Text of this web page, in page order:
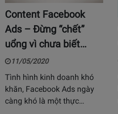
Content Facebook
Ads – Đừng “chết”
uổng vì chưa biết…
11/05/2020
Tình hình kinh doanh khó
khăn, Facebook Ads ngày
càng khó là một thực…